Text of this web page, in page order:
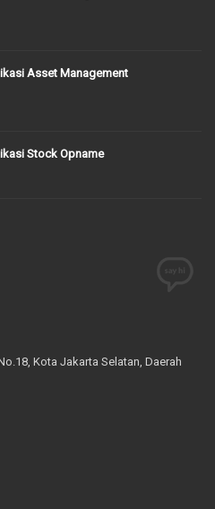
Asset Management
Stock Opname
Kota Jakarta Selatan, Daerah